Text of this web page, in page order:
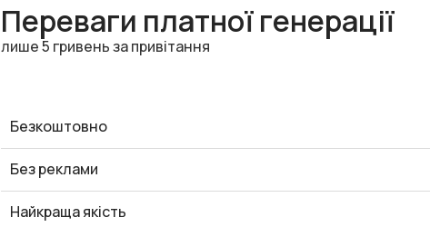
Переваги платної генерації
лише 5 гривень за привітання
Безкоштовно
Без реклами
Найкраща якість